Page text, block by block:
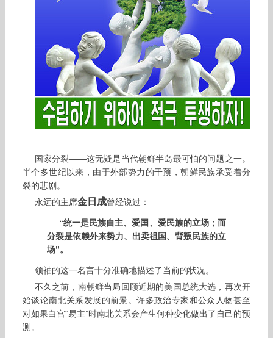
国家分裂——这无疑是当代朝鲜半岛最可怕的问题之一。
半个多世纪以来，由于外部势力的干预，朝鲜民族承受着分
裂的悲剧。
永远的主席金日成曾经说过：
“统一是民族自主、爱国、爱民族的立场；而
分裂是依赖外来势力、出卖祖国、背叛民族的立
场”。
领袖的这一名言十分准确地描述了当前的状况。
不久之前，南朝鲜当局回顾近期的美国总统大选，再次开
始谈论南北关系发展的前景。许多政治专家和公众人物甚至
对如果白宫“易主”时南北关系会产生何种变化做出了自己的预
测。